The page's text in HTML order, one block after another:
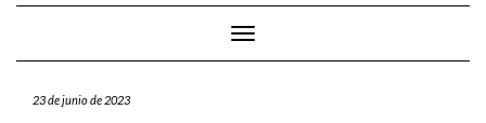
Cambiar modo de navegación
23 de junio de 2023